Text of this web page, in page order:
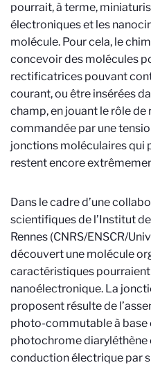
pourrait, à terme,
électroniques et les
molécule. Pour cela, le
concevoir des molécules
rectificatrices pouvant
courant, ou être insérées
champ, en jouant le rôle
commandée par une
jonctions moléculaires qui
restent encore
Dans le cadre d’une
scientifiques de l’Institut
Rennes (CNRS/ENSCR/
découvert une molécule
caractéristiques
nanoélectronique. La
proposent résulte de
photo-commutable à base
photochrome diaryléthène
conduction électrique par